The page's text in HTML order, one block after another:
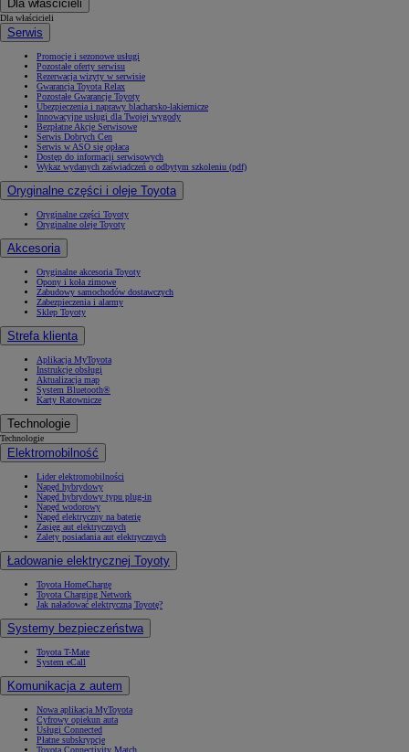
Dla właścicieli
Dla właścicieli
Serwis
Promocje i sezonowe usługi
Pozostałe oferty serwisu
Rezerwacja wizyty w serwisie
Gwarancja Toyota Relax
Pozostałe Gwarancje Toyoty
Ubezpieczenia i naprawy blacharsko-lakiernicze
Innowacyjne usługi dla Twojej wygody
Bezpłatne Akcje Serwisowe
Serwis Dobrych Cen
Serwis w ASO się opłaca
Dostęp do informacji serwisowych
Wykaz wydanych zaświadczeń o odbytym szkoleniu (pdf)
Oryginalne części i oleje Toyota
Oryginalne części Toyoty
Oryginalne oleje Toyoty
Akcesoria
Oryginalne akcesoria Toyoty
Opony i koła zimowe
Zabudowy samochodów dostawczych
Zabezpieczenia i alarmy
Sklep Toyoty
Strefa klienta
Aplikacja MyToyota
Instrukcje obsługi
Aktualizacja map
System Bluetooth®
Karty Ratownicze
Technologie
Technologie
Elektromobilność
Lider elektromobilności
Napęd hybrydowy
Napęd hybrydowy typu plug-in
Napęd wodorowy
Napęd elektryczny na baterię
Zasięg aut elektrycznych
Zalety posiadania aut elektrycznych
Ładowanie elektrycznej Toyoty
Toyota HomeCharge
Toyota Charging Network
Jak naładować elektryczną Toyotę?
Systemy bezpieczeństwa
Toyota T-Mate
System eCall
Komunikacja z autem
Nowa aplikacja MyToyota
Cyfrowy opiekun auta
Usługi Connected
Płatne subskrypcje